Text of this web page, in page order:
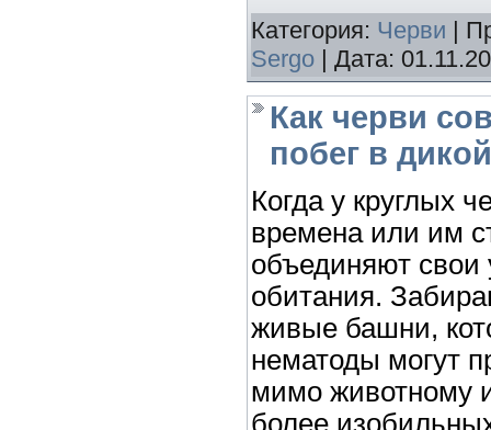
Категория: Черви |
Sergo | Дата:
Как черви
побег в
Когда у круглых
времена или им
объединяют свои
обитания.
живые башни,
нематоды могут
мимо животному
более